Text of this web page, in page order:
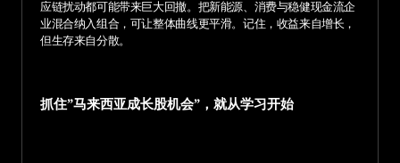
应链扰动都可能带来巨大回撤。把新能源、消费与稳健现金流企
业混合纳入组合，可让整体曲线更平滑。记住，收益来自增长，
但生存来自分散。
抓住”马来西亚成长股机会”，就从学习开始